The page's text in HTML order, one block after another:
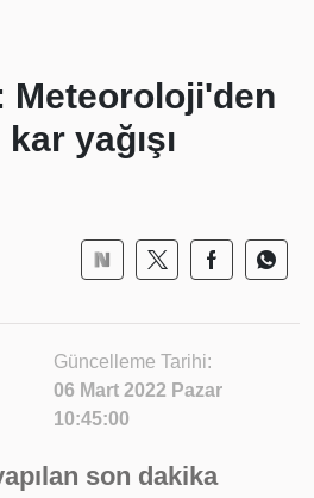
Meteoroloji'den
yağışı
Güncelleme Tarihi:
06 Mart 2022 Pazar
10:45:00
son dakika